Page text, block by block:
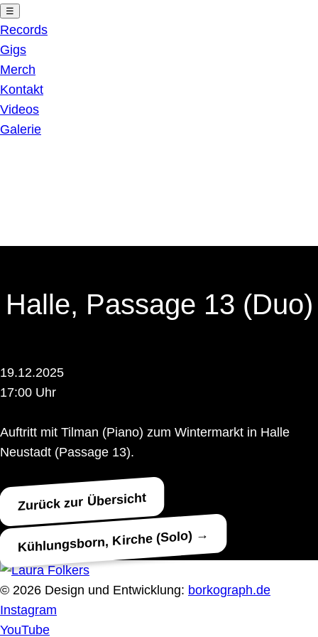
☰
Records
Gigs
Merch
Kontakt
Videos
Galerie
Halle, Passage 13 (Duo)
19.12.2025
17:00 Uhr
Auftritt mit Tilman (Piano) zum Wintermarkt in Halle
Neustadt (Passage 13).
Zurück zur Übersicht
Kühlungsborn, Kirche (Solo) →
© 2026 Design und Entwicklung: borkograph.de
Instagram
YouTube